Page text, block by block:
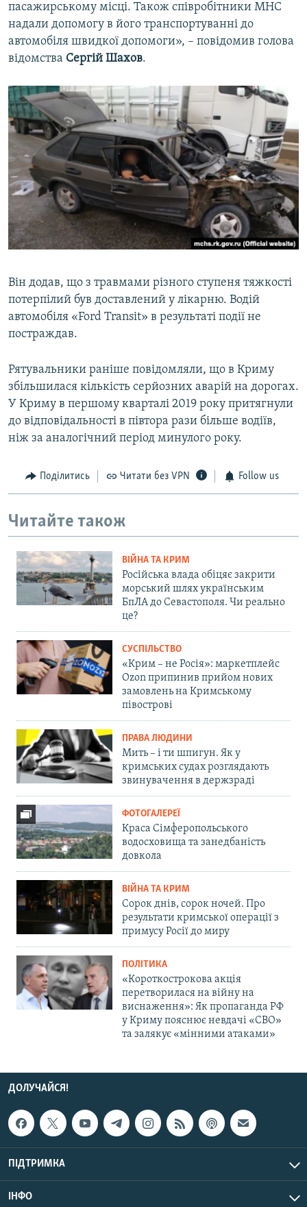
пасажирському місці. Також співробітники МНС
надали допомогу в його транспортуванні до
автомобіля швидкої допомоги», – повідомив голова
відомства Сергій Шахов.
Він додав, що з травмами різного ступеня тяжкості
потерпілий був доставлений у лікарню. Водій
автомобіля «Ford Transit» в результаті події не
постраждав.
Рятувальники раніше повідомляли, що в Криму
збільшилася кількість серйозних аварій на дорогах.
У Криму в першому кварталі 2019 року притягнули
до відповідальності в півтора рази більше водіїв,
ніж за аналогічний період минулого року.
Поділитись Читати без VPN Follow us
Читайте також
ВІЙНА ТА КРИМ
Російська влада обіцяє закрити
морський шлях українським
БпЛА до Севастополя. Чи реально
це?
СУСПІЛЬСТВО
«Крим – не Росія»: маркетплейс
Ozon припинив прийом нових
замовлень на Кримському
півострові
ПРАВА ЛЮДИНИ
Мить – і ти шпигун. Як у
кримських судах розглядають
звинувачення в держзраді
ФОТОГАЛЕРЕЇ
Краса Сімферопольського
водосховища та занедбаність
довкола
ВІЙНА ТА КРИМ
Сорок днів, сорок ночей. Про
результати кримської операції з
примусу Росії до миру
ПОЛІТИКА
«Короткострокова акція
перетворилася на війну на
виснаження»: Як пропаганда РФ
у Криму пояснює невдачі «СВО»
та залякує «мінними атаками»
ДОЛУЧАЙСЯ!
ПІДТРИМКА
ІНФО